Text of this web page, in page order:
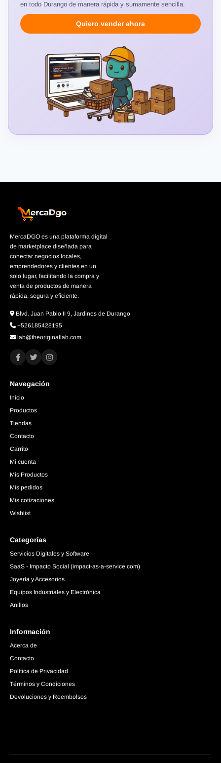
en todo Durango de manera rápida y sumamente sencilla.
Quiero vender ahora
MercaDGO es una plataforma digital
de marketplace diseñada para
conectar negocios locales,
emprendedores y clientes en un
solo lugar, facilitando la compra y
venta de productos de manera
rápida, segura y eficiente.
Blvd. Juan Pablo II 9, Jardines de Durango
+526185428195
lab@theoriginallab.com
Navegación
Inicio
Productos
Tiendas
Contacto
Carrito
Mi cuenta
Mis Productos
Mis pedidos
Mis cotizaciones
Wishlist
Categorías
Servicios Digitales y Software
SaaS - Impacto Social (impact-as-a-service.com)
Joyería y Accesorios
Equipos Industriales y Electrónica
Anillos
Información
Acerca de
Contacto
Política de Privacidad
Términos y Condiciones
Devoluciones y Reembolsos